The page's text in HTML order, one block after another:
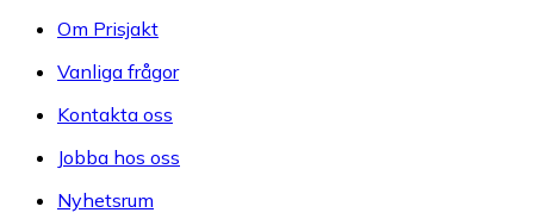
Om Prisjakt
Vanliga frågor
Kontakta oss
Jobba hos oss
Nyhetsrum